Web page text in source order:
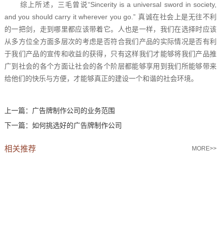
综上所述，三毛曾说“Sincerity is a universal sword in society,
and you should carry it wherever you go.” 真诚在社会上是无往不利
的一把剑，走到哪里都应该带着它。人也是一样，我们在选择时应该
从多方位全方面多层次的考虑是否符合我们产品的实际情况是否有利
于我们产品的宣传和收益的获得，只有这样我们才能够将我们产品推
广到社会的各个方面让社会的各个阶层都能够享用到我们所能够带来
给他们的快乐与方便，才能够真正的建设一个和谐的社会环境。
上一篇： 广告牌制作公司的业务范围
下一篇： 如何挑选好的广告牌制作公司
相关推荐 MORE>>